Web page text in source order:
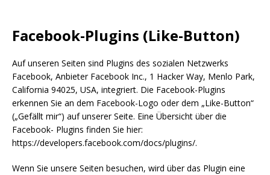
Facebook-Plugins (Like-Button)
Auf unseren Seiten sind Plugins des sozialen Netzwerks
Facebook, Anbieter Facebook Inc., 1 Hacker Way, Menlo Park,
California 94025, USA, integriert. Die Facebook-Plugins
erkennen Sie an dem Facebook-Logo oder dem „Like-Button“
(„Gefällt mir“) auf unserer Seite. Eine Übersicht über die
Facebook- Plugins finden Sie hier:
https://developers.facebook.com/docs/plugins/.
Wenn Sie unsere Seiten besuchen, wird über das Plugin eine